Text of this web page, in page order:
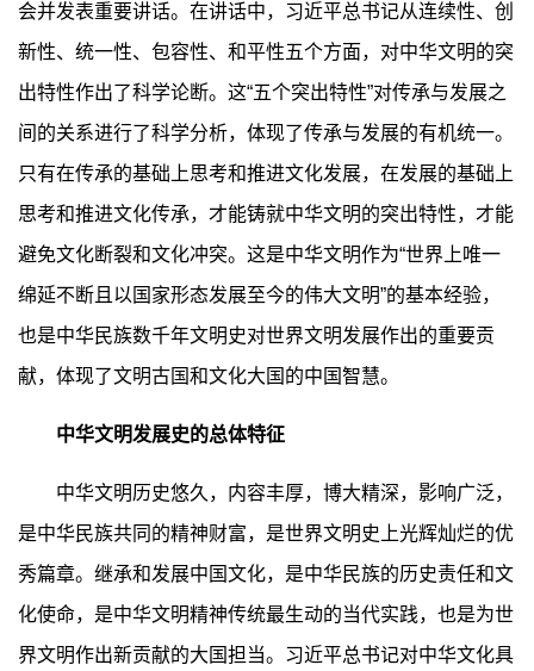
会并发表重要讲话。在讲话中，习近平总书记从连续性、创
新性、统一性、包容性、和平性五个方面，对中华文明的突
出特性作出了科学论断。这“五个突出特性”对传承与发展之
间的关系进行了科学分析，体现了传承与发展的有机统一。
只有在传承的基础上思考和推进文化发展，在发展的基础上
思考和推进文化传承，才能铸就中华文明的突出特性，才能
避免文化断裂和文化冲突。这是中华文明作为“世界上唯一
绵延不断且以国家形态发展至今的伟大文明”的基本经验，
也是中华民族数千年文明史对世界文明发展作出的重要贡
献，体现了文明古国和文化大国的中国智慧。
中华文明发展史的总体特征
中华文明历史悠久，内容丰厚，博大精深，影响广泛，
是中华民族共同的精神财富，是世界文明史上光辉灿烂的优
秀篇章。继承和发展中国文化，是中华民族的历史责任和文
化使命，是中华文明精神传统最生动的当代实践，也是为世
界文明作出新贡献的大国担当。习近平总书记对中华文化具